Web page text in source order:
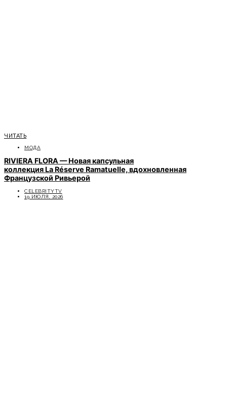
ЧИТАТЬ
МОДА
RIVIERA FLORA — Новая капсульная
коллекция La Réserve Ramatuelle, вдохновленная
Французской Ривьерой
CELEBRITYTV
19 ИЮЛЯ, 2026